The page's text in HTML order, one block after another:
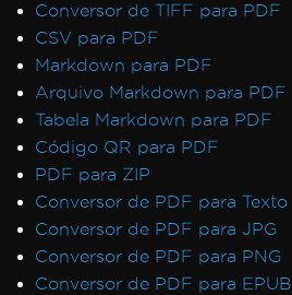
Conversor de TIFF para PDF
CSV para PDF
Markdown para PDF
Arquivo Markdown para PDF
Tabela Markdown para PDF
Código QR para PDF
PDF para ZIP
Conversor de PDF para Texto
Conversor de PDF para JPG
Conversor de PDF para PNG
Conversor de PDF para EPUB